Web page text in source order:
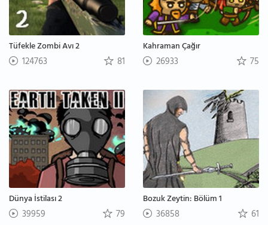
Tüfekle Zombi Avı 2
124763 81
Kahraman Çağır
26933 75
Dünya İstilası 2
39959 79
Bozuk Zeytin: Bölüm 1
36858 61